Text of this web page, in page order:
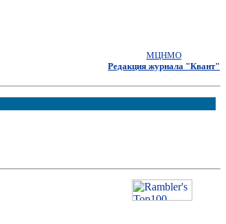
МЦНМО
Редакция журнала "Квант"